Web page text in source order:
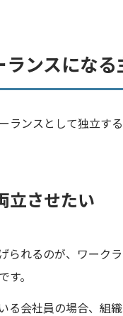
ンスになる
ランスとして独立す
立させたい
られるのが、ワーク
す。
る会社員の場合、組